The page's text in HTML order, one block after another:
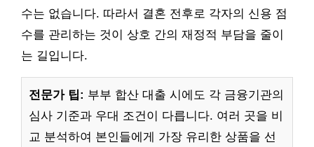
수는 없습니다. 따라서 결혼 전후로 각자의 신용 점
수를 관리하는 것이 상호 간의 재정적 부담을 줄이
는 길입니다.
전문가 팁: 부부 합산 대출 시에도 각 금융기관의
심사 기준과 우대 조건이 다릅니다. 여러 곳을 비
교 분석하여 본인들에게 가장 유리한 상품을 선